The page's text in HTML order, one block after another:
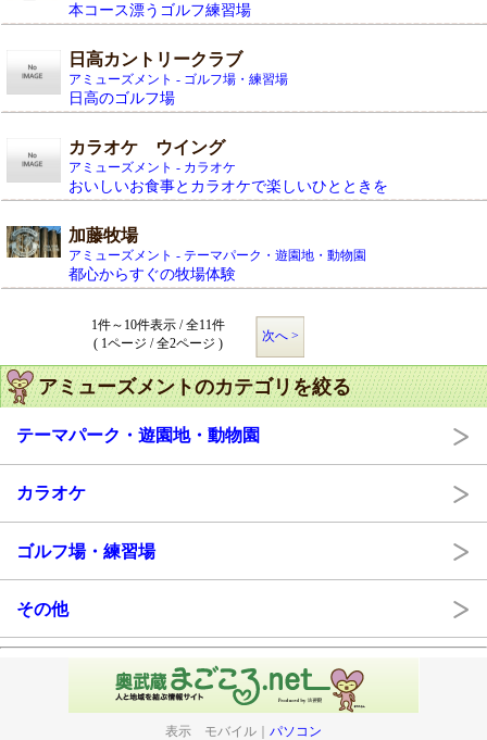
本コース漂うゴルフ練習場
日高カントリークラブ
アミューズメント - ゴルフ場・練習場
日高のゴルフ場
カラオケ ウイング
アミューズメント - カラオケ
おいしいお食事とカラオケで楽しいひとときを
加藤牧場
アミューズメント - テーマパーク・遊園地・動物園
都心からすぐの牧場体験
1件～10件表示 / 全11件
( 1ページ / 全2ページ )
次へ >
アミューズメントのカテゴリを絞る
テーマパーク・遊園地・動物園
カラオケ
ゴルフ場・練習場
その他
表示 モバイル｜ パソコン